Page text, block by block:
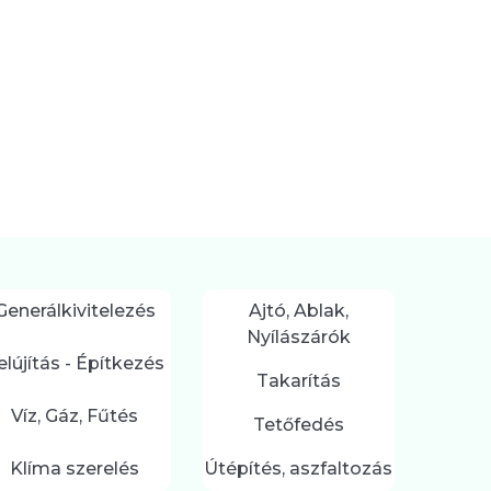
- Építkezés
Víz, Gáz, Fűtés
Klíma szerelés
Ajtó, Ablak,
Nyílászárók
Takarítás
Tetőfedés
Útépítés, aszfaltozás